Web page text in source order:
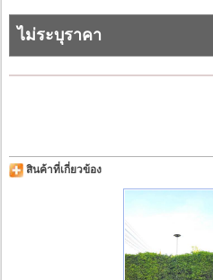
ไม่ระบุราคา
สินค้าที่เกี่ยวข้อง